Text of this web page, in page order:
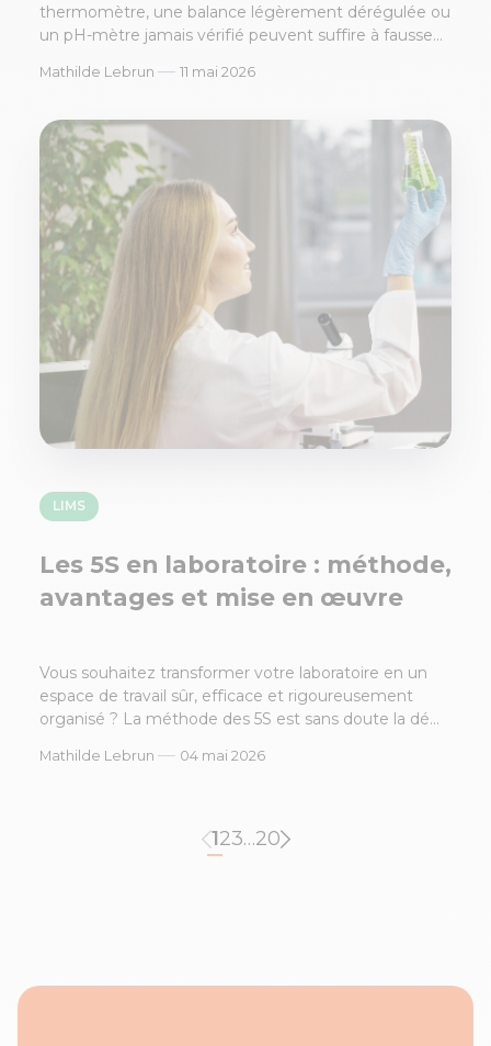
thermomètre, une balance légèrement dérégulée ou
un pH-mètre jamais vérifié peuvent suffire à fausse...
Mathilde Lebrun — 11 mai 2026
LIMS
Les 5S en laboratoire : méthode,
avantages et mise en œuvre
Vous souhaitez transformer votre laboratoire en un
espace de travail sûr, efficace et rigoureusement
organisé ? La méthode des 5S est sans doute la dé...
Mathilde Lebrun — 04 mai 2026
123…20